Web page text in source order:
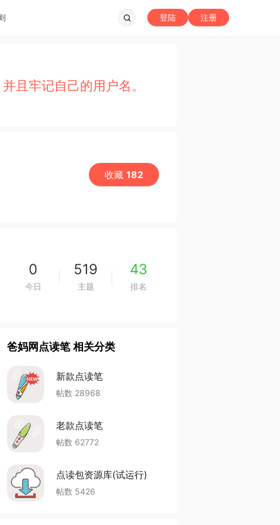
注册
登陆
且牢记自己的用户名。
收藏 182
0
今日
519
主题
43
排名
爸妈网点读笔 相关分类
新款点读笔
帖数 28968
老款点读笔
帖数 62772
点读包资源库(试运行)
帖数 5426